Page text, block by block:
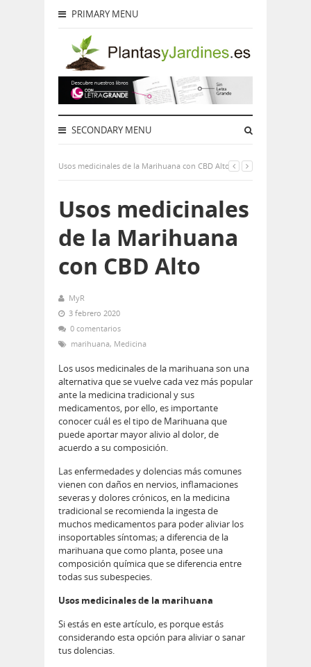
PRIMARY MENU
SECONDARY MENU
Usos medicinales de la Marihuana con CBD Alto
Usos medicinales
de la Marihuana
con CBD Alto
MyR
3 febrero 2020
0 comentarios
marihuana, Medicina
Los usos medicinales de la marihuana son una
alternativa que se vuelve cada vez más popular
ante la medicina tradicional y sus
medicamentos, por ello, es importante
conocer cuál es el tipo de Marihuana que
puede aportar mayor alivio al dolor, de
acuerdo a su composición.
Las enfermedades y dolencias más comunes
vienen con daños en nervios, inflamaciones
severas y dolores crónicos, en la medicina
tradicional se recomienda la ingesta de
muchos medicamentos para poder aliviar los
insoportables síntomas; a diferencia de la
marihuana que como planta, posee una
composición química que se diferencia entre
todas sus subespecies.
Usos medicinales de la marihuana
Si estás en este artículo, es porque estás
considerando esta opción para aliviar o sanar
tus dolencias.